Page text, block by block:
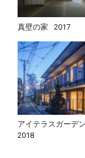
真壁の家 2017
アイテラスガーデ
2018